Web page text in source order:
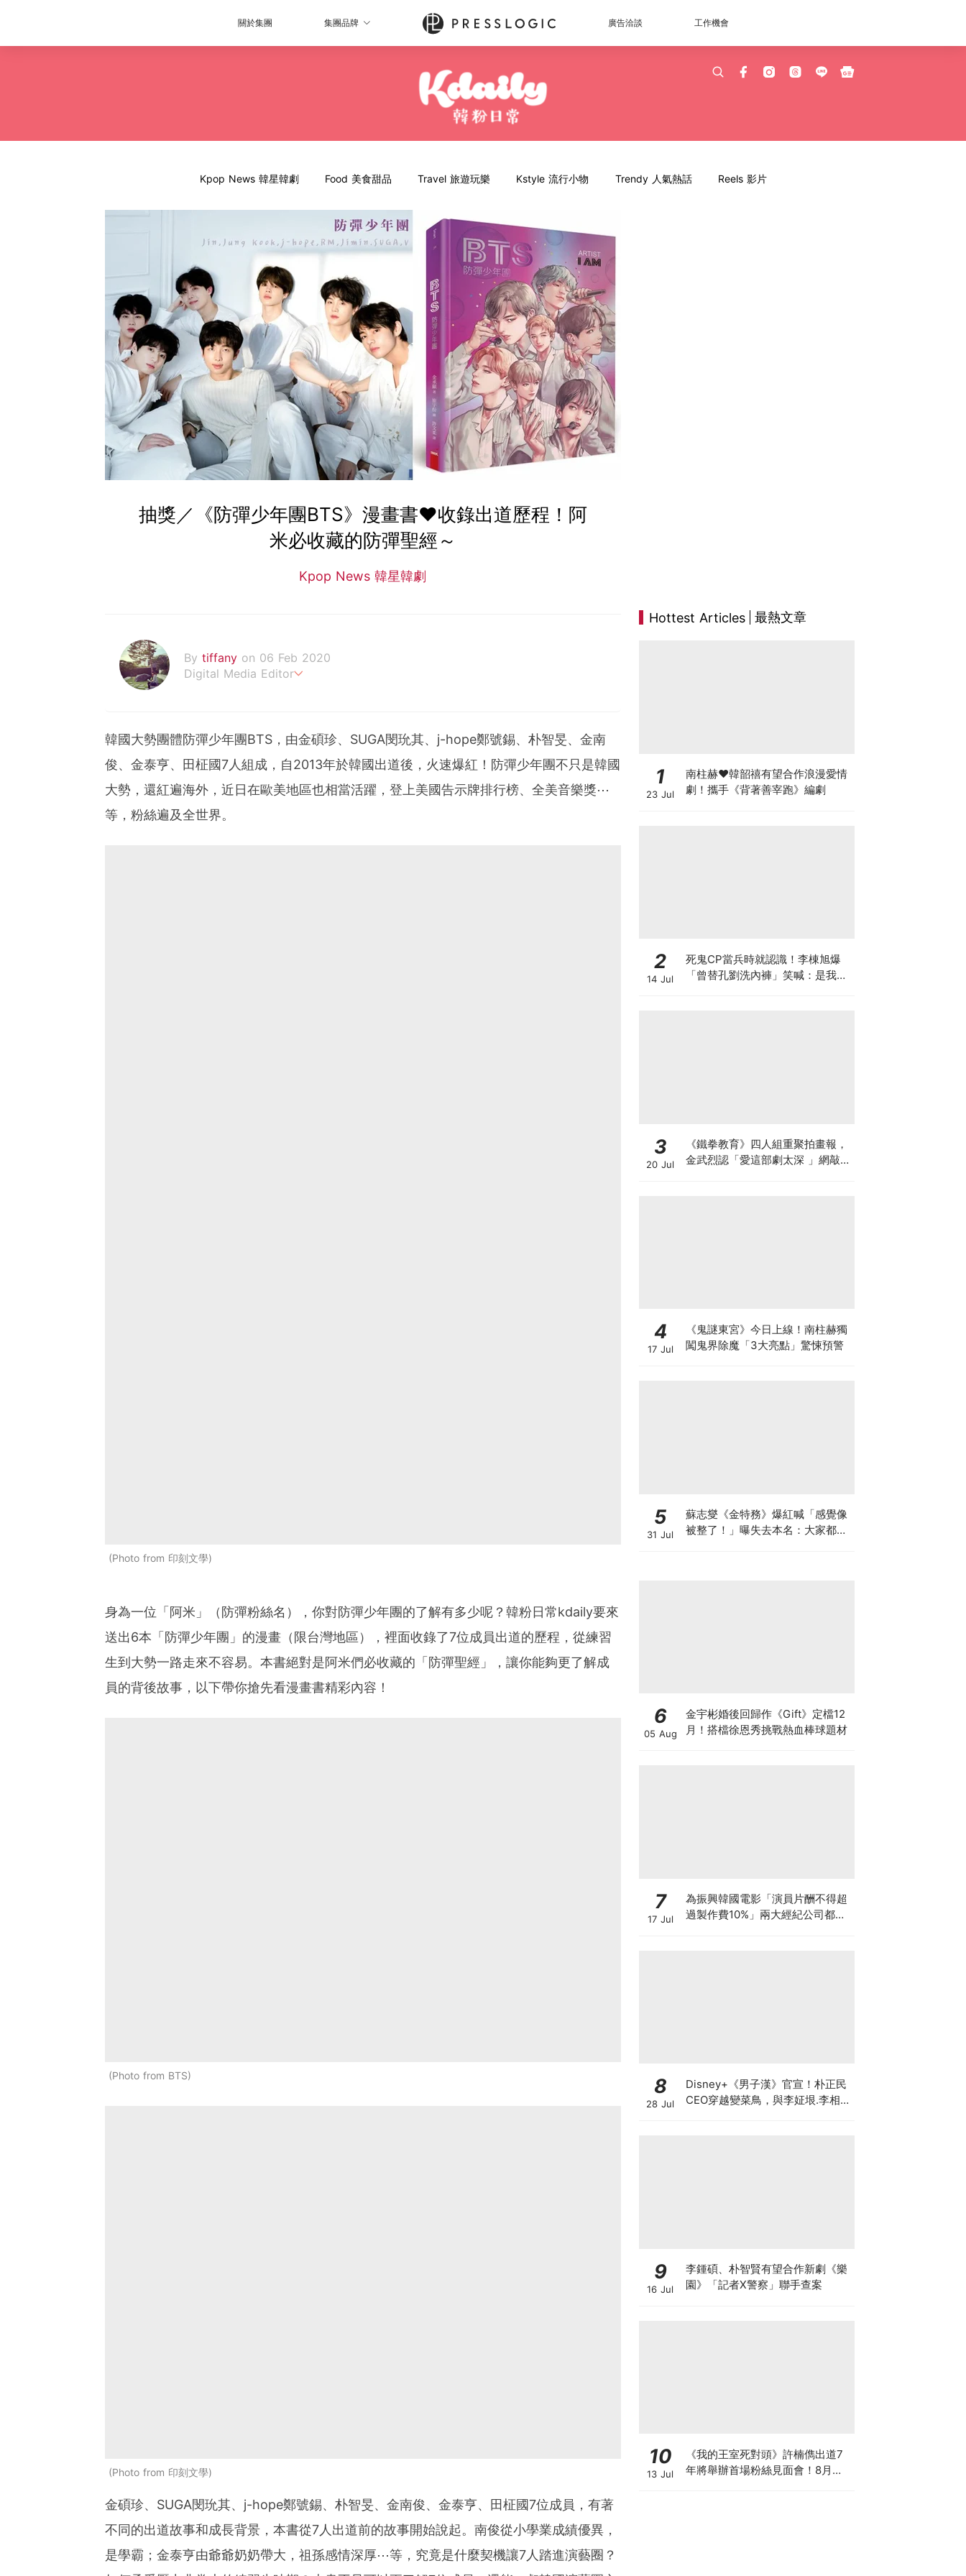
關於集團 集團品牌 廣告洽談 工作機會
Kpop News 韓星韓劇 Food 美食甜品 Travel 旅遊玩樂 Kstyle 流行小物 Trendy 人氣熱話 Reels 影片
抽獎／《防彈少年團BTS》漫畫書♥收錄出道歷程！阿
米必收藏的防彈聖經～
Kpop News 韓星韓劇
By tiffany on 06 Feb 2020
Digital Media Editor
韓國大勢團體防彈少年團BTS，由金碩珍、SUGA閔玧其、j-hope鄭號錫、朴智旻、金南
俊、金泰亨、田柾國7人組成，自2013年於韓國出道後，火速爆紅！防彈少年團不只是韓國
大勢，還紅遍海外，近日在歐美地區也相當活躍，登上美國告示牌排行榜、全美音樂獎⋯
等，粉絲遍及全世界。
Photo from 印刻文學
身為一位「阿米」（防彈粉絲名），你對防彈少年團的了解有多少呢？韓粉日常kdaily要來
送出6本「防彈少年團」的漫畫（限台灣地區），裡面收錄了7位成員出道的歷程，從練習
生到大勢一路走來不容易。本書絕對是阿米們必收藏的「防彈聖經」，讓你能夠更了解成
員的背後故事，以下帶你搶先看漫畫書精彩內容！
Photo from BTS
Photo from 印刻文學
金碩珍、SUGA閔玧其、j-hope鄭號錫、朴智旻、金南俊、金泰亨、田柾國7位成員，有著
不同的出道故事和成長背景，本書從7人出道前的故事開始說起。南俊從小學業成績優異，
是學霸；金泰亨由爺爺奶奶帶大，祖孫感情深厚⋯等，究竟是什麼契機讓7人踏進演藝圈？
Hottest Articles 最熱文章
1
23 Jul
南柱赫♥韓韶禧有望合作浪漫愛情
劇！攜手《背著善宰跑》編劇
2
14 Jul
死鬼CP當兵時就認識！李棟旭爆
「曾替孔劉洗內褲」笑喊：是我把
3
20 Jul
《鐵拳教育》四人組重聚拍畫報，
金武烈認「愛這部劇太深 」網敲：
4
17 Jul
《鬼謎東宮》今日上線！南柱赫獨
闖鬼界除魔「3大亮點」驚悚預警
5
31 Jul
蘇志燮《金特務》爆紅喊「感覺像
被整了！」曝失去本名：大家都叫
6
05 Aug
金宇彬婚後回歸作《Gift》定檔12
月！搭檔徐恩秀挑戰熱血棒球題材
7
17 Jul
為振興韓國電影「演員片酬不得超
過製作費10%」兩大經紀公司都響
8
28 Jul
Disney+《男子漢》官宣！朴正民
CEO穿越變菜鳥，與李姃垠.李相
9
16 Jul
李鍾碩、朴智賢有望合作新劇《樂
園》「記者X警察」聯手查案
10
13 Jul
《我的王室死對頭》許楠儁出道7
年將舉辦首場粉絲見面會！8月與